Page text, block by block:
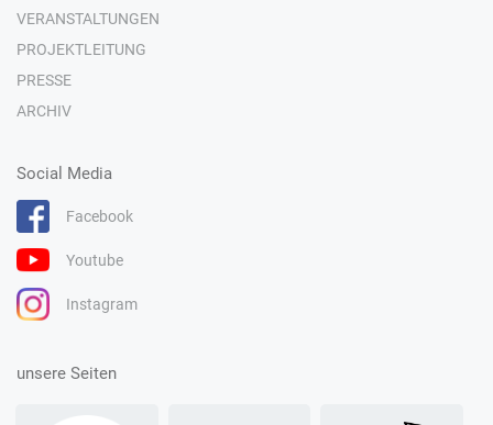
VERANSTALTUNGEN
PROJEKTLEITUNG
PRESSE
ARCHIV
Social Media
Facebook
Youtube
Instagram
unsere Seiten